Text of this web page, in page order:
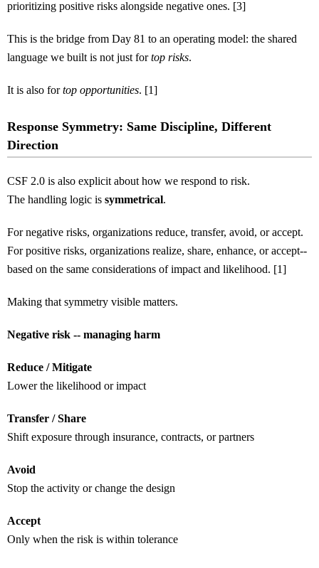
prioritizing positive risks alongside negative ones. [3]
This is the bridge from Day 81 to an operating model: the shared
language we built is not just fortop risks.
It is also fortop opportunities. [1]
Response Symmetry: Same Discipline, Different
Direction
CSF 2.0 is also explicit about how we respond to risk.
The handling logic is symmetrical.
For negative risks, organizations reduce, transfer, avoid, or accept.
For positive risks, organizations realize, share, enhance, or accept--
based on the same considerations of impact and likelihood. [1]
Making that symmetry visible matters.
Negative risk -- managing harm
Reduce / Mitigate
Lower the likelihood or impact
Transfer / Share
Shift exposure through insurance, contracts, or partners
Avoid
Stop the activity or change the design
Accept
Only when the risk is within tolerance